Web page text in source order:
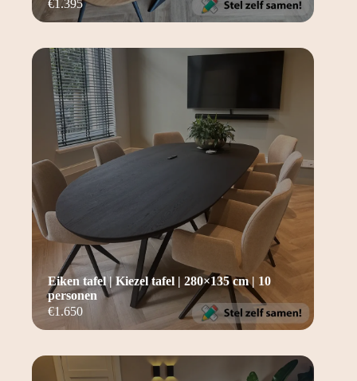
€1.395
€1.650
Eiken tafel | Kiezel tafel | 280×135 cm | 10
personen